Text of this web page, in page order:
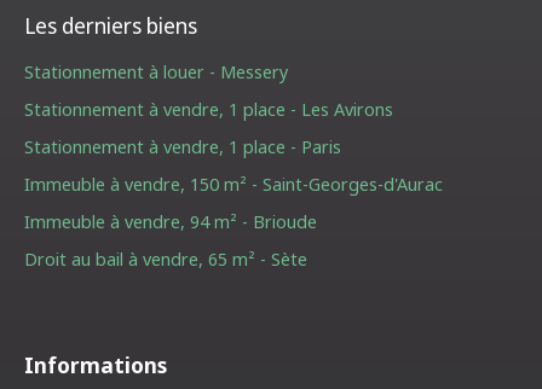
Les derniers biens
Stationnement à louer - Messery
Stationnement à vendre, 1 place - Les Avirons
Stationnement à vendre, 1 place - Paris
Immeuble à vendre, 150 m² - Saint-Georges-d'Aurac
Immeuble à vendre, 94 m² - Brioude
Droit au bail à vendre, 65 m² - Sète
Informations